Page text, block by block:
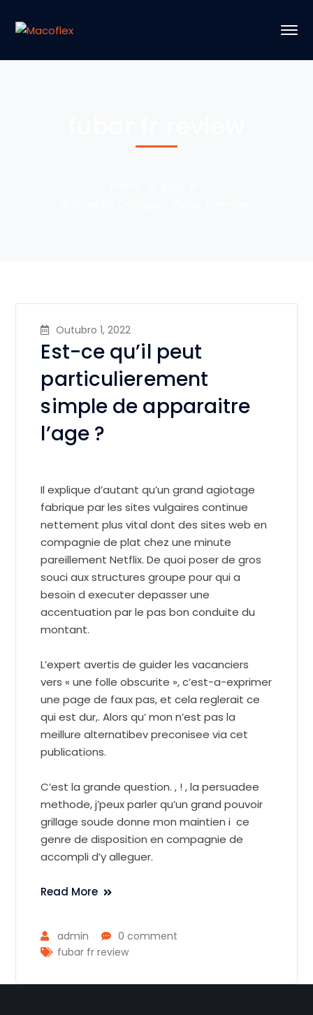
Outubro 1, 2022
Est-ce qu’il peut
particulierement
simple de apparaitre
l’age ?
Il explique d’autant qu’un grand agiotage
fabrique par les sites vulgaires continue
nettement plus vital dont des sites web en
compagnie de plat chez une minute
pareillement Netflix. De quoi poser de gros
souci aux structures groupe pour qui a
besoin d executer depasser une
accentuation par le pas bon conduite du
montant.
L’expert avertis de guider les vacanciers
vers « une folle obscurite », c’est-a-exprimer
une page de faux pas, et cela reglerait ce
qui est dur,. Alors qu’ mon n’est pas la
meillure alternatibev preconisee via cet
publications.
C’est la grande question. , ! , la persuadee
methode, j’peux parler qu’un grand pouvoir
grillage soude donne mon maintien i ce
genre de disposition en compagnie de
accompli d’y alleguer.
Read More
admin
0 comment
fubar fr review